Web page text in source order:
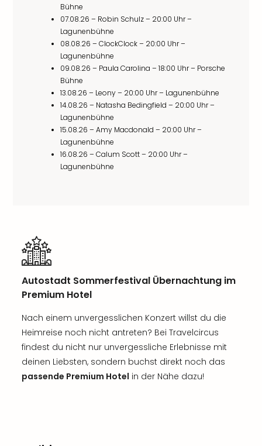
Bühne
07.08.26 – Robin Schulz – 20:00 Uhr –
Lagunenbühne
08.08.26 – ClockClock – 20:00 Uhr –
Lagunenbühne
09.08.26 – Paula Carolina – 18:00 Uhr – Porsche
Bühne
13.08.26 – Leony – 20:00 Uhr – Lagunenbühne
14.08.26 – Natasha Bedingfield – 20:00 Uhr –
Lagunenbühne
15.08.26 – Amy Macdonald – 20:00 Uhr –
Lagunenbühne
16.08.26 – Calum Scott – 20:00 Uhr –
Lagunenbühne
Autostadt Sommerfestival Übernachtung im
Premium Hotel
Nach einem unvergesslichen Konzert willst du die
Heimreise noch nicht antreten? Bei Travelcircus
findest du nicht nur unvergessliche Erlebnisse mit
deinen Liebsten, sondern buchst direkt noch das
passende Premium Hotel in der Nähe dazu!